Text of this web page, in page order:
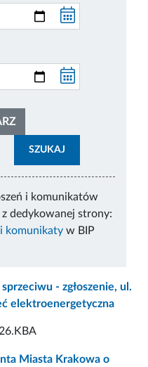
SZUKAJ
i komunikatów
dedykowanej strony:
komunikaty w BIP
- zgłoszenie, ul.
elektroenergetyczna
Miasta Krakowa o